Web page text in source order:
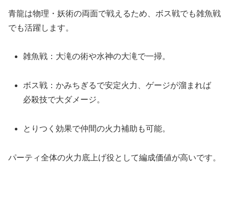
青龍は物理・妖術の両面で戦えるため、ボス戦でも雑魚戦
でも活躍します。
雑魚戦：大滝の術や水神の大滝で一掃。
ボス戦：かみちぎるで安定火力、ゲージが溜まれば
必殺技で大ダメージ。
とりつく効果で仲間の火力補助も可能。
パーティ全体の火力底上げ役として編成価値が高いです。